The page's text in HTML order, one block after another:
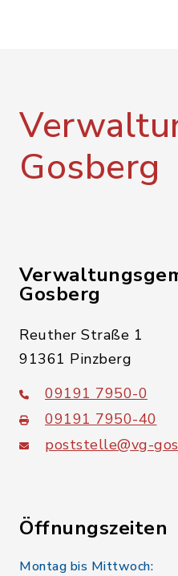
Gosberg
Gosberg
Reuther Straße 1
91361 Pinzberg
09191 7950-0
09191 7950-40
poststelle@vg-
Öffnungszeiten
Montag bis Mittwoch: